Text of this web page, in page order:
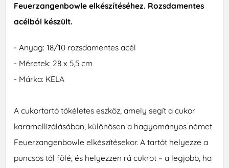
Feuerzangenbowle elkészítéséhez. Rozsdamentes
acélból készült.
- Anyag: 18/10 rozsdamentes acél
- Méretek: 28 x 5,5 cm
- Márka: KELA
A cukortartó tökéletes eszköz, amely segít a cukor
karamellizálásában, különösen a hagyományos német
Feuerzangenbowle elkészítésekor. A tartót helyezze a
puncsos tál fölé, és helyezzen rá cukrot – a legjobb, ha